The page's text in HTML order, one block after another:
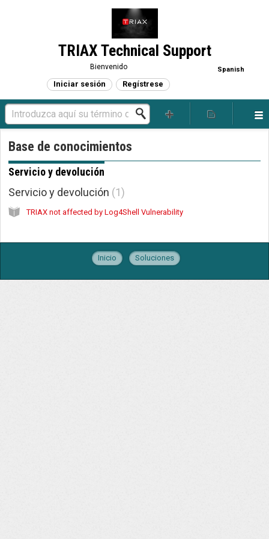
TRIAX Technical Support
Spanish
Bienvenido
Iniciar sesión Regístrese
Base de conocimientos
Servicio y devolución
Servicio y devolución 1
TRIAX not affected by Log4Shell Vulnerability
Inicio Soluciones